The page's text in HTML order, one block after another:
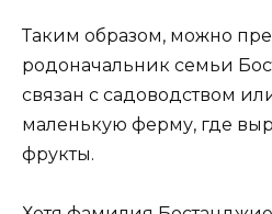
Таким образом, можно
родоначальник семьи
связан с садоводством
маленькую ферму, где
фрукты.